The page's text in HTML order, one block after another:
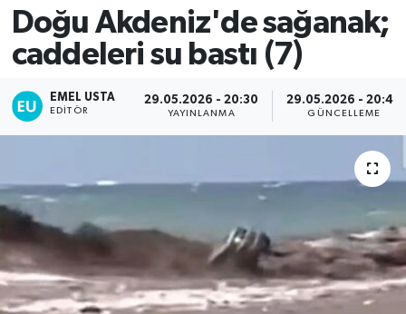
Doğu Akdeniz'de sağanak;
caddeleri su bastı (7)
EMEL USTA
EDITÖR
29.05.2026 - 20:30
YAYINLANMA
29.05.2026 - 20:40
GÜNCELLEME